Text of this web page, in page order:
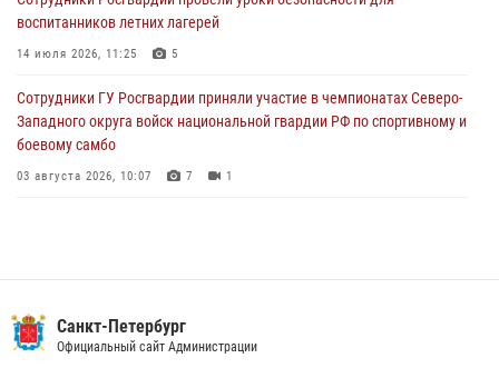
автомобиль, ранее использовавшийся при совершении кражи в
Ленобласти
воспитанников летних лагерей
14 июля 2026, 11:25 5
Сотрудники ГУ Росгвардии приняли участие в чемпионатах Северо-
Западного округа войск национальной гвардии РФ по спортивному и
боевому самбо
03 августа 2026, 10:07 7 1
В Красногвардейском районе росгвардейцы задержали хулигана,
угрожавшего мужчине пневматическим пистолетом
Санкт-Петербург
Официальный сайт Администрации